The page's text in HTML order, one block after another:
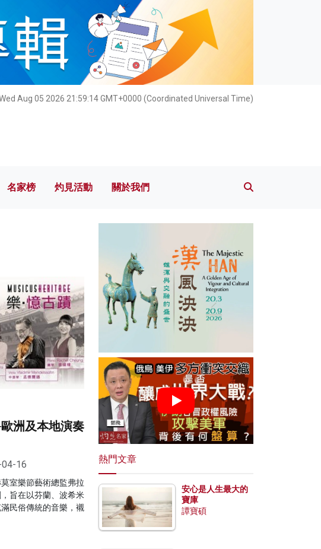
Aug 05 2026 21:59:15 GMT+0000 (Coordinated Universal Time)
名家榜 灼見活動 關於我們
名家榜 灼見活動 關於我們
洲及本地演奏
16
室樂節藝術總監弗拉
旨在以芬蘭、波希米
民俗傳統的音樂，襯
熱門文章
安心是人生最大的
寶庫
譚寶碩